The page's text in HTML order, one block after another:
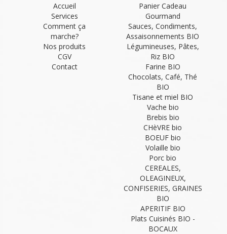
Accueil
Services
Comment ça
marche?
Nos produits
CGV
Contact
Panier Cadeau
Gourmand
Sauces, Condiments,
Assaisonnements BIO
Légumineuses, Pâtes,
Riz BIO
Farine BIO
Chocolats, Café, Thé
BIO
Tisane et miel BIO
Vache bio
Brebis bio
CHèVRE bio
BOEUF bio
Volaille bio
Porc bio
CEREALES,
OLEAGINEUX,
CONFISERIES, GRAINES
BIO
APERITIF BIO
Plats Cuisinés BIO -
BOCAUX